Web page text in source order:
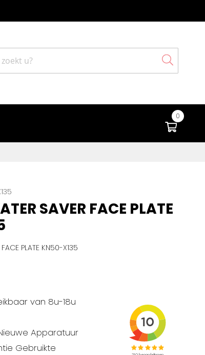
Search
0
SAVER FACE PLATE
PLATE KN50-X135
van 8u-18u
Apparatuur
Gebruikte